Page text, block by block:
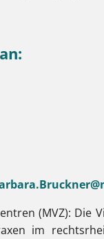
(MVZ): Die
im